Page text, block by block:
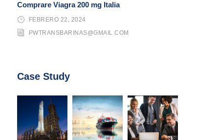
Comprare Viagra 200 mg Italia
FEBRERO 22, 2024
PWTRANSBARINAS@GMAIL.COM
Case Study